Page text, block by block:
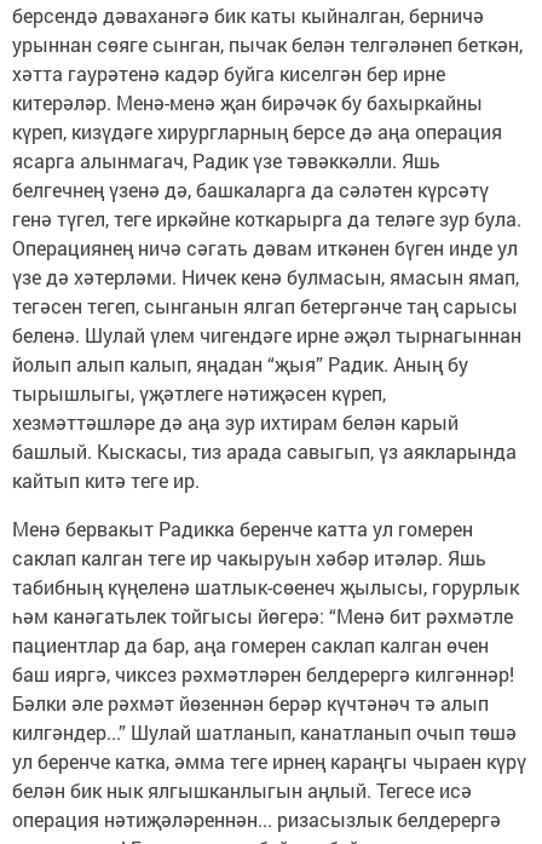
берсендә дәваханәгә бик каты кыйналган, берничә
урыннан сөяге сынган, пычак белән телгәләнеп беткән,
хәтта гаурәтенә кадәр буйга киселгән бер ирне
китерәләр. Менә-менә җан бирәчәк бу бахыркайны
күреп, кизүдәге хирургларның берсе дә аңа операция
ясарга алынмагач, Радик үзе тәвәккәлли. Яшь
белгечнең үзенә дә, башкаларга да сәләтен күрсәтү
генә түгел, теге иркәйне коткарырга да теләге зур була.
Операциянең ничә сәгать дәвам иткәнен бүген инде ул
үзе дә хәтерләми. Ничек кенә булмасын, ямасын ямап,
тегәсен тегеп, сынганын ялгап бетергәнче таң сарысы
беленә. Шулай үлем чигендәге ирне әҗәл тырнагыннан
йолып алып калып, яңадан “җыя” Радик. Аның бу
тырышлыгы, үҗәтлеге нәтиҗәсен күреп,
хезмәттәшләре дә аңа зур ихтирам белән карый
башлый. Кыскасы, тиз арада савыгып, үз аякларында
кайтып китә теге ир.
Менә бервакыт Радикка беренче катта ул гомерен
саклап калган теге ир чакыруын хәбәр итәләр. Яшь
табибның күңеленә шатлык-сөенеч җылысы, горурлык
һәм канәгатьлек тойгысы йөгерә: “Менә бит рәхмәтле
пациентлар да бар, аңа гомерен саклап калган өчен
баш ияргә, чиксез рәхмәтләрен белдерергә килгәннәр!
Бәлки әле рәхмәт йөзеннән берәр күчтәнәч тә алып
килгәндер...” Шулай шатланып, канатланып очып төшә
ул беренче катка, әмма теге ирнең караңгы чыраен күрү
белән бик нык ялгышканлыгын аңлый. Тегесе исә
операция нәтиҗәләреннән... ризасызлык белдерергә